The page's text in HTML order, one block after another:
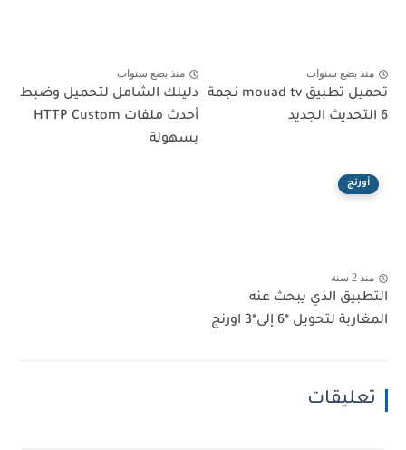
منذ بضع سنوات
تحميل تطبيق mouad tv نجمة
6 التحديث الجديد
منذ بضع سنوات
دليلك الشامل لتحميل وضبط
أحدث ملفات HTTP Custom
بسهولة
أورنج
منذ 2 سنة
التطبيق الذي يبحث عنه
المغاربة لتحويل *6 إلى*3 اورنج
تعليقات